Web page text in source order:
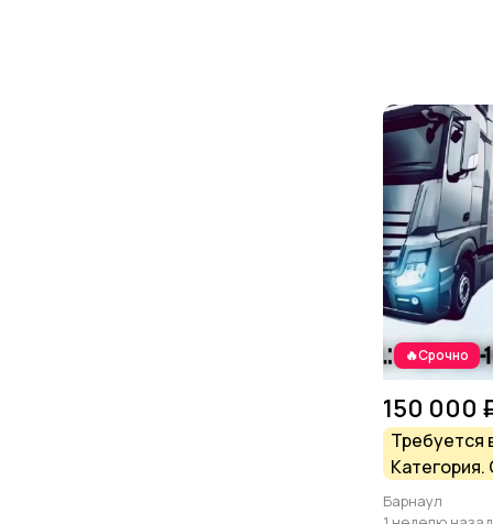
🔥Срочно
150 000
Требуется
Категория.
Барнаул